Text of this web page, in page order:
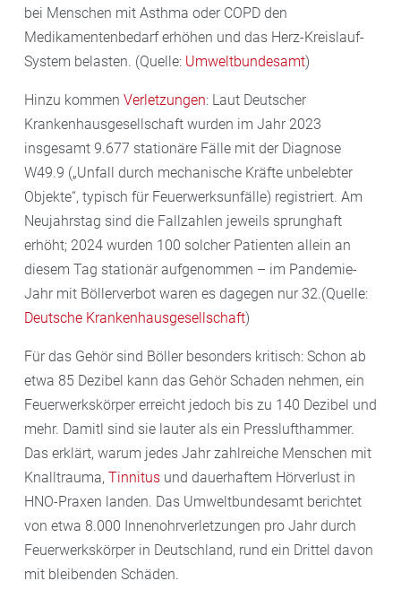
bei Menschen mit Asthma oder COPD den
Medikamentenbedarf erhöhen und das Herz-Kreislauf-
System belasten. (Quelle: Umweltbundesamt)
Hinzu kommen Verletzungen: Laut Deutscher
Krankenhausgesellschaft wurden im Jahr 2023
insgesamt 9.677 stationäre Fälle mit der Diagnose
W49.9 („Unfall durch mechanische Kräfte unbelebter
Objekte“, typisch für Feuerwerksunfälle) registriert. Am
Neujahrstag sind die Fallzahlen jeweils sprunghaft
erhöht; 2024 wurden 100 solcher Patienten allein an
diesem Tag stationär aufgenommen – im Pandemie-
Jahr mit Böllerverbot waren es dagegen nur 32.(Quelle:
Deutsche Krankenhausgesellschaft)
Für das Gehör sind Böller besonders kritisch: Schon ab
etwa 85 Dezibel kann das Gehör Schaden nehmen, ein
Feuerwerkskörper erreicht jedoch bis zu 140 Dezibel und
mehr. Damitl sind sie lauter als ein Presslufthammer.
Das erklärt, warum jedes Jahr zahlreiche Menschen mit
Knalltrauma, Tinnitus und dauerhaftem Hörverlust in
HNO-Praxen landen. Das Umweltbundesamt berichtet
von etwa 8.000 Innenohrverletzungen pro Jahr durch
Feuerwerkskörper in Deutschland, rund ein Drittel davon
mit bleibenden Schäden.